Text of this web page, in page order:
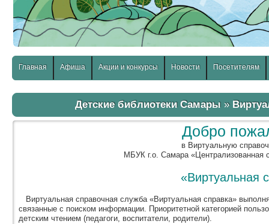
Главная Афиша Акции и конкурсы Новости Посетителям
Детские библиотеки Самары»
Добро
в Виртуальную
МБУК г.о. Самара «Централизованная
«Виртуальная
Виртуальная справочная служба «Виртуальная справка»
связанные с поиском информации. Приоритетной категорией
детским чтением (педагоги, воспитатели, родители).